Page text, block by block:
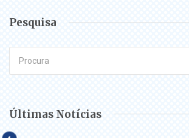
Pesquisa
Últimas Notícias